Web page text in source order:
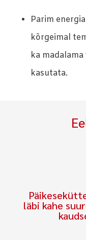
Parim
kõrgeimal
ka
kasutata.
läbi kahe